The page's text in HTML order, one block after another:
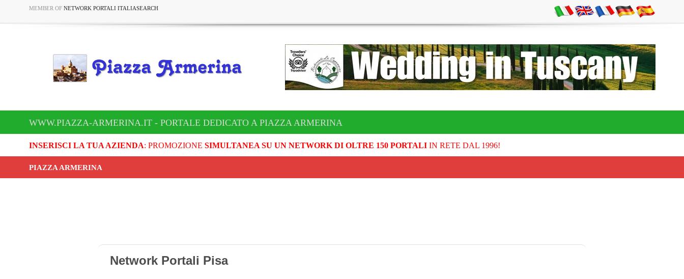
MEMBER OF NETWORK PORTALI ITALIASEARCH
WWW.PIAZZA-ARMERINA.IT - PORTALE DEDICATO A PIAZZA ARMERINA
INSERISCI LA TUA AZIENDA: PROMOZIONE SIMULTANEA SU UN NETWORK DI OLTRE 150 PORTALIIN RETE DAL 1996!
PIAZZA ARMERINA
Network Portali Pisa